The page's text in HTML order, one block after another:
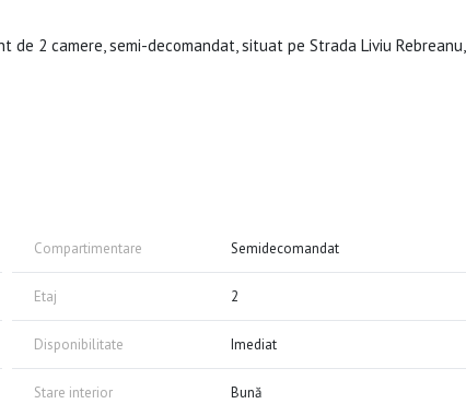
de 2 camere, semi-decomandat, situat pe Strada Liviu Rebreanu,
Compartimentare Semidecomandat
Etaj 2
Disponibilitate Imediat
Stare interior Bună